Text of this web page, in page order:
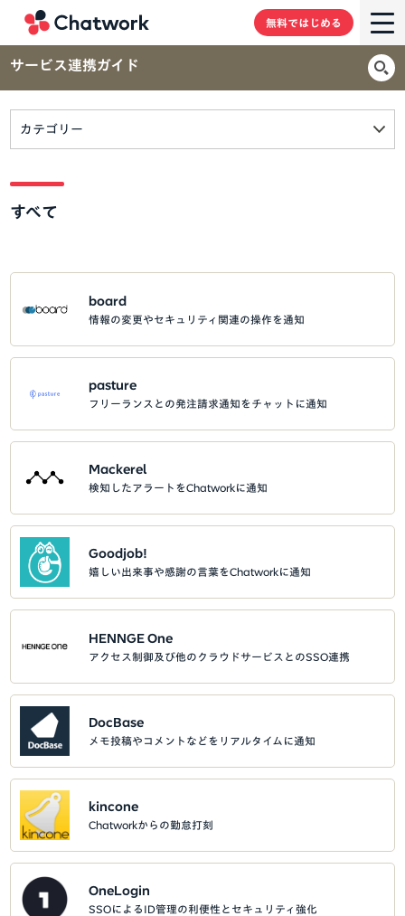
無料ではじめる
サービス連携ガイド
カテゴリー
すべて
board
情報の変更やセキュリティ関連の操作を通知
pasture
フリーランスとの発注請求通知をチャットに通知
Mackerel
検知したアラートをChatworkに通知
Goodjob!
嬉しい出来事や感謝の言葉をChatworkに通知
HENNGE One
アクセス制御及び他のクラウドサービスとのSSO連携
DocBase
メモ投稿やコメントなどをリアルタイムに通知
kincone
Chatworkからの勤怠打刻
OneLogin
SSOによるID管理の利便性とセキュリティ強化